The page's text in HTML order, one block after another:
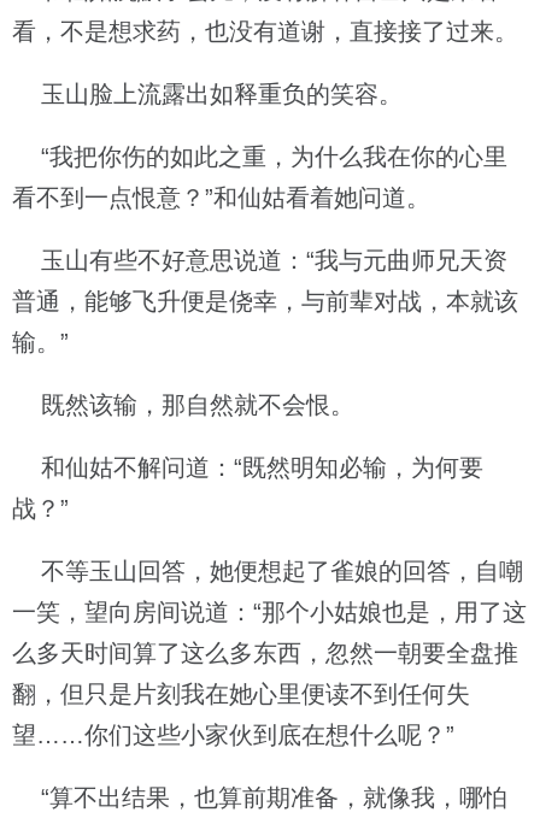
看，不是想求药，也没有道谢，直接接了过来。
玉山脸上流露出如释重负的笑容。
“我把你伤的如此之重，为什么我在你的心里
看不到一点恨意？”和仙姑看着她问道。
玉山有些不好意思说道：“我与元曲师兄天资
普通，能够飞升便是侥幸，与前辈对战，本就该
输。”
既然该输，那自然就不会恨。
和仙姑不解问道：“既然明知必输，为何要
战？”
不等玉山回答，她便想起了雀娘的回答，自嘲
一笑，望向房间说道：“那个小姑娘也是，用了这
么多天时间算了这么多东西，忽然一朝要全盘推
翻，但只是片刻我在她心里便读不到任何失
望……你们这些小家伙到底在想什么呢？”
“算不出结果，也算前期准备，就像我，哪怕